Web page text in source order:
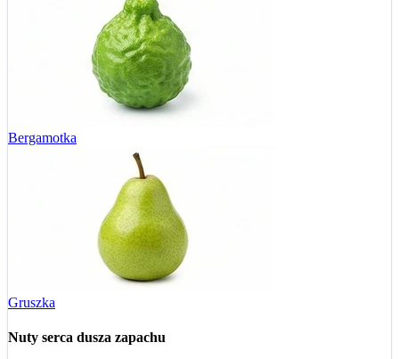
Bergamotka
Gruszka
Nuty serca dusza zapachu